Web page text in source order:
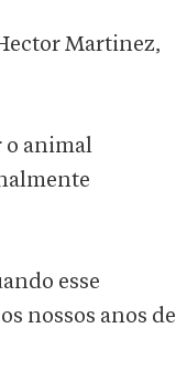
Martinez,
o animal
esse
nossos anos de